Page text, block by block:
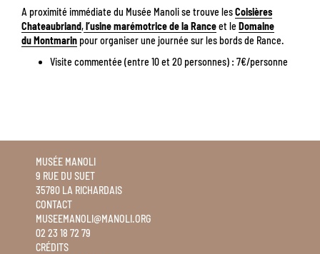
A proximité immédiate du Musée Manoli se trouve lesCoisières
Chateaubriand,l’usine marémotrice de la Ranceet le Domaine
du Montmarin pour organiser une journée sur les bords de Rance.
Visite commentée (entre 10 et 20 personnes) : 7€/personne
MUSÉE MANOLI
9 RUE DU SUET
35780 LA RICHARDAIS
CONTACT
MUSEEMANOLI@MANOLI.ORG
02 23 18 72 79
CRÉDITS